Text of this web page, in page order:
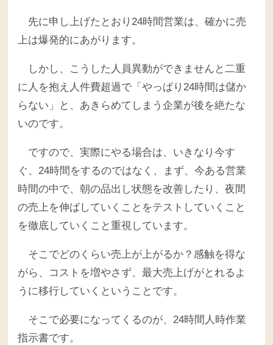
先に申し上げたとおり24時間営業は、確かに売
上は爆発的にあがります。
しかし、こうした人員異動ができませんと二重
に人を抱え人件費超過で「やっぱり24時間は儲か
らない」と、あきらめてしまう企業が後を絶たな
いのです。
ですので、実際にやる場合は、いきなり今す
ぐ、24時間をするのではなく、まず、今ある営業
時間の中で、朝の品出し状態を改善したり、夜間
の売上を伸ばしていくことをテストしていくこと
を徹底していくこと重視しています。
そこでどのくらい売上が上がるか？感触を得な
がら、コストを増やさず、最大売上げがとれるよ
うに移行していくということです。
そこで必要になってくるのが、24時間人時作業
指示書です。